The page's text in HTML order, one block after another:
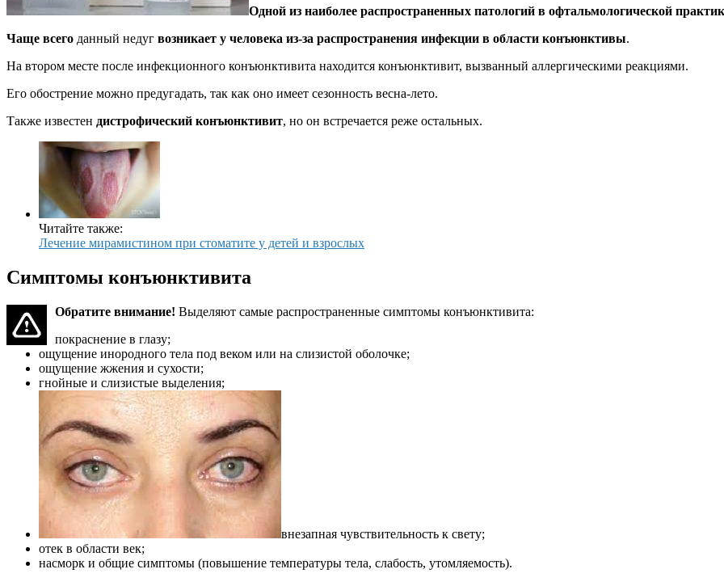
Одной из наиболее распространенных патологий в офтальмологической
Чаще всего данный недуг возникает у человека из-за распространения инфекции в области конъюнктивы.
На втором месте после инфекционного конъюнктивита находится конъюнктивит, вызванный аллергическими реакциями.
Его обострение можно предугадать, так как оно имеет сезонность весна-лето.
Также известен дистрофический конъюнктивит, но он встречается реже остальных.
Читайте также:
Лечение мирамистином при стоматите у детей и взрослых
Симптомы конъюнктивита
Обратите внимание! Выделяют самые распространенные симптомы конъюнктивита:
покраснение в глазу;
ощущение инородного тела под веком или на слизистой оболочке;
ощущение жжения и сухости;
гнойные и слизистые выделения;
внезапная чувствительность к свету;
отек в области век;
насморк и общие симптомы (повышение температуры тела, слабость, утомляемость).